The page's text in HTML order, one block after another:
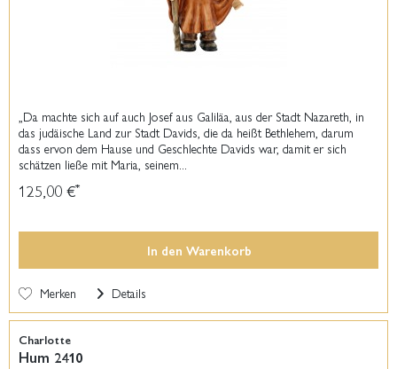
„Da machte sich auf auch Josef aus Galiläa, aus der Stadt Nazareth, in
das judäische Land zur Stadt Davids, die da heißt Bethlehem, darum
dass ervon dem Hause und Geschlechte Davids war, damit er sich
schätzen ließe mit Maria, seinem...
125,00 €*
In den Warenkorb
Merken Details
Charlotte
Hum 2410